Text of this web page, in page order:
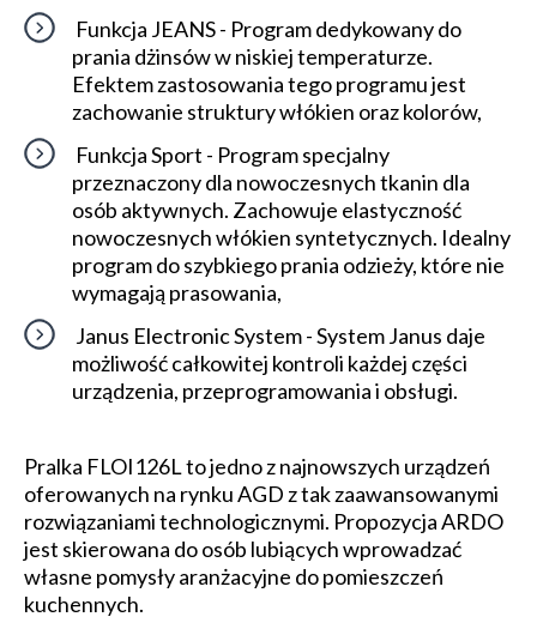
Funkcja JEANS - Program dedykowany do
prania dżinsów w niskiej temperaturze.
Efektem zastosowania tego programu jest
zachowanie struktury włókien oraz kolorów,
Funkcja Sport - Program specjalny
przeznaczony dla nowoczesnych tkanin dla
osób aktywnych. Zachowuje elastyczność
nowoczesnych włókien syntetycznych. Idealny
program do szybkiego prania odzieży, które nie
wymagają prasowania,
Janus Electronic System - System Janus daje
możliwość całkowitej kontroli każdej części
urządzenia, przeprogramowania i obsługi.
Pralka FLOI126L to jedno z najnowszych urządzeń
oferowanych na rynku AGD z tak zaawansowanymi
rozwiązaniami technologicznymi. Propozycja ARDO
jest skierowana do osób lubiących wprowadzać
własne pomysły aranżacyjne do pomieszczeń
kuchennych.